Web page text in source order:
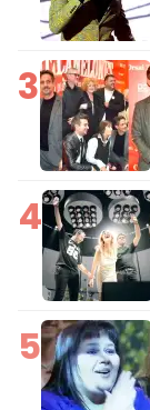
3
4
5